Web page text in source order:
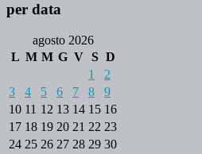
per data
agosto 2026
L M M G V S D
1
2
3
4 5 6 7 8
9
10 11 12 13 14 15 16
17 18 19 20 21 22 23
24 25 26 27 28 29 30